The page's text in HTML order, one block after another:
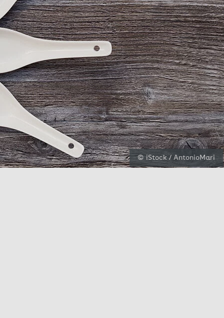
© iStock / AntonioMari